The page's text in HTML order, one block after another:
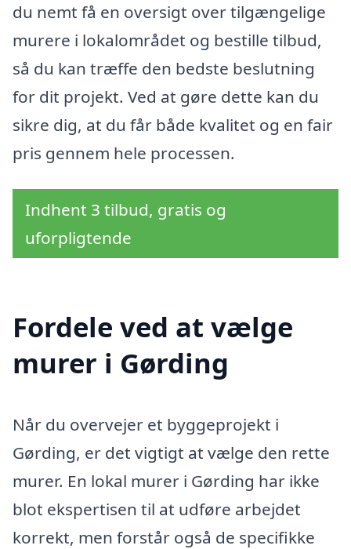
du nemt få en oversigt over tilgængelige
murere i lokalområdet og bestille tilbud,
så du kan træffe den bedste beslutning
for dit projekt. Ved at gøre dette kan du
sikre dig, at du får både kvalitet og en fair
pris gennem hele processen.
Indhent 3 tilbud, gratis og
uforpligtende
Fordele ved at vælge
murer i Gørding
Når du overvejer et byggeprojekt i
Gørding, er det vigtigt at vælge den rette
murer. En lokal murer i Gørding har ikke
blot ekspertisen til at udføre arbejdet
korrekt, men forstår også de specifikke